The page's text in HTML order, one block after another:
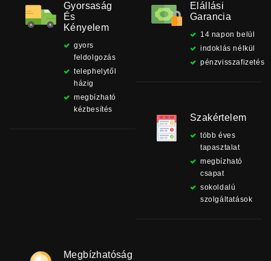
Gyorsaság
És
Kényelem
gyors
feldolgozás
telephelytől
házig
megbízható
kézbesítés
Elállási
Garancia
14 napon belül
indoklás nélkül
pénzvisszafizetés
Szakértelem
több éves
tapasztalat
megbízható
csapat
sokoldalú
szolgáltatások
Megbízhatóság